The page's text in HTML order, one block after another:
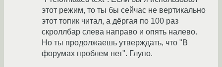
этот режим, то ты бы сейчас не вертикально
этот топик читал, а дёргая по 100 раз
скроллбар слева направо и опять налево.
Но ты продолжаешь утверждать, что "В
форумах проблем нет". Глупо.